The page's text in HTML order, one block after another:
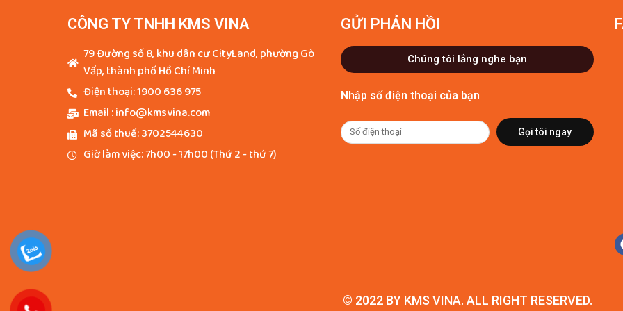
CÔNG TY TNHH KMS VINA
79 Đường số 8, khu dân cư CityLand, phường Gò
Vấp, thành phố Hồ Chí Minh
Điện thoại: 1900 636 975
Email : info@kmsvina.com
Mã số thuế: 3702544630
Giờ làm việc: 7h00 - 17h00 (Thứ 2 - thứ 7)
GỬI PHẢN HỒI
Chúng tôi lắng nghe bạn
Nhập số điện thoại của bạn
Gọi tôi ngay
© 2022 BY KMS VINA. ALL RIGHT RESERVED.